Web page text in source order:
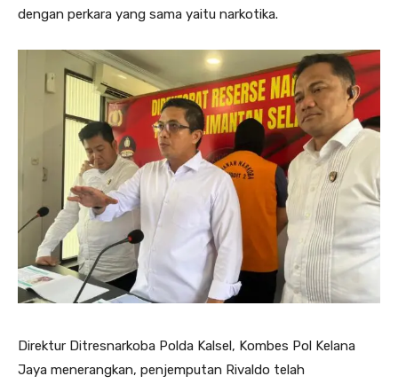
dengan perkara yang sama yaitu narkotika.
Direktur Ditresnarkoba Polda Kalsel, Kombes Pol Kelana
Jaya menerangkan, penjemputan Rivaldo telah